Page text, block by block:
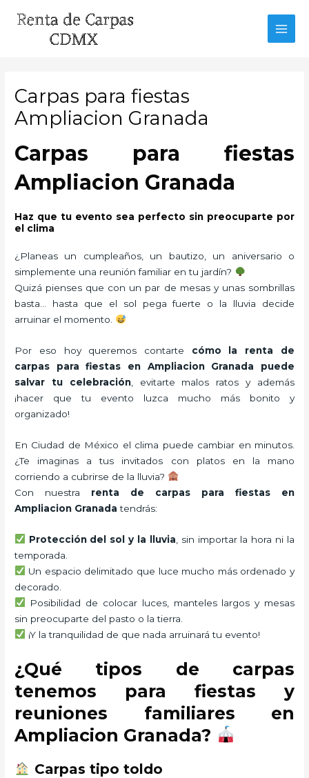
Carpas para fiestas
Ampliacion Granada
Carpas para fiestas
Ampliacion Granada
Haz que tu evento sea perfecto sin preocuparte por
el clima
¿Planeas un cumpleaños, un bautizo, un aniversario o
simplemente una reunión familiar en tu jardín?
Quizá pienses que con un par de mesas y unas sombrillas
basta… hasta que el sol pega fuerte o la lluvia decide
arruinar el momento.
Por eso hoy queremos contarte cómo la renta de
carpas para fiestas en Ampliacion Granada puede
salvar tu celebración, evitarte malos ratos y además
¡hacer que tu evento luzca mucho más bonito y
organizado!
En Ciudad de México el clima puede cambiar en minutos.
¿Te imaginas a tus invitados con platos en la mano
corriendo a cubrirse de la lluvia?
Con nuestra renta de carpas para fiestas en
Ampliacion Granadatendrás:
Protección del sol y la lluvia , sin importar la hora ni la
temporada.
Un espacio delimitado que luce mucho más ordenado y
decorado.
Posibilidad de colocar luces, manteles largos y mesas
sin preocuparte del pasto o la tierra.
¡Y la tranquilidad de que nada arruinará tu evento!
¿Qué tipos de carpas
tenemos para fiestas y
reuniones familiares en
Ampliacion Granada?
Carpas tipo toldo